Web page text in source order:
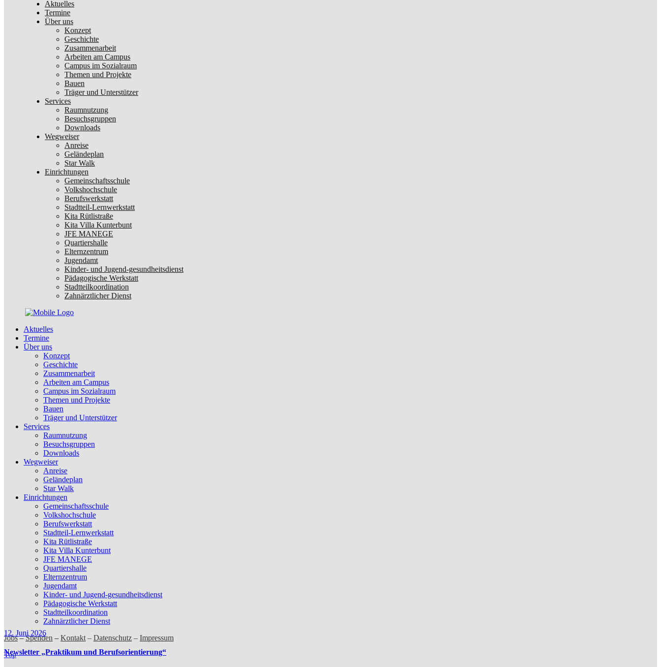
Aktuelles
Termine
Über uns
Konzept
Geschichte
Zusammenarbeit
Arbeiten am Campus
Campus im Sozialraum
Themen und Projekte
Bauen
Träger und Unterstützer
Services
Raumnutzung
Besuchsgruppen
Downloads
Wegweiser
Anreise
Geländeplan
Star Walk
Einrichtungen
Gemeinschaftsschule
Volkshochschule
Berufswerkstatt
Stadtteil-Lernwerkstatt
Kita Rütlistraße
Kita Villa Kunterbunt
JFE MANEGE
Quartiershalle
Elternzentrum
Jugendamt
Kinder- und Jugend-gesundheitsdienst
Pädagogische Werkstatt
Stadtteilkoordination
Zahnärztlicher Dienst
Aktuelles
Termine
Über uns
Konzept
Geschichte
Zusammenarbeit
Arbeiten am Campus
Campus im Sozialraum
Themen und Projekte
Bauen
Träger und Unterstützer
Services
Raumnutzung
Besuchsgruppen
Downloads
Wegweiser
Anreise
Geländeplan
Star Walk
Einrichtungen
Gemeinschaftsschule
Volkshochschule
Berufswerkstatt
Stadtteil-Lernwerkstatt
Kita Rütlistraße
Kita Villa Kunterbunt
JFE MANEGE
Quartiershalle
Elternzentrum
Jugendamt
Kinder- und Jugend-gesundheitsdienst
Pädagogische Werkstatt
Stadtteilkoordination
Zahnärztlicher Dienst
Jobs–Spenden – Kontakt – Datenschutz – Impressum
Top
12. Juni 2026
Newsletter „Praktikum und Berufsorientierung“